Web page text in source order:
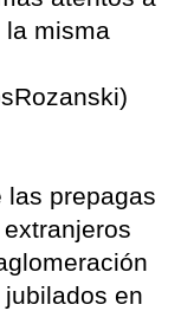
la misma
las prepagas
en